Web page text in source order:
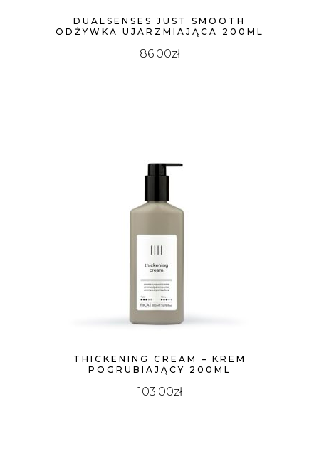
DUALSENSES JUST SMOOTH
ODŻYWKA UJARZMIAJĄCA 200ML
86.00zł
THICKENING CREAM – KREM
POGRUBIAJĄCY 200ML
103.00zł